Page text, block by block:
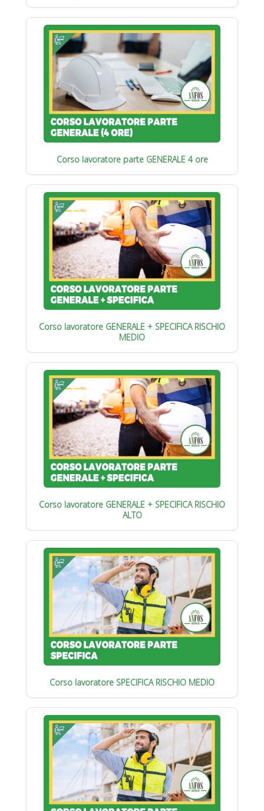
Corso lavoratore parte GENERALE 4 ore
Corso lavoratore GENERALE + SPECIFICA RISCHIO
MEDIO
Corso lavoratore GENERALE + SPECIFICA RISCHIO
ALTO
Corso lavoratore SPECIFICA RISCHIO MEDIO